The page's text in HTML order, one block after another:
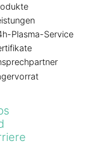
Plasma-Service